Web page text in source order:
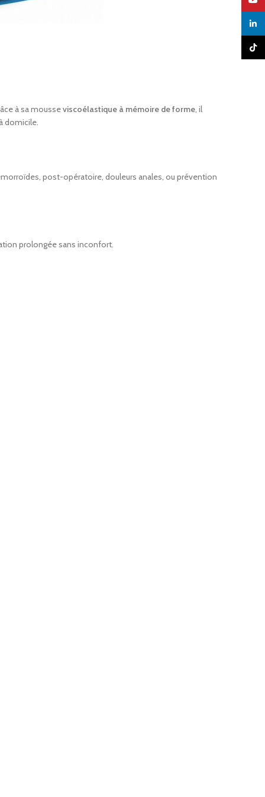
à sa mousseviscoélastique à mémoire de forme, il
domicile.
post-opératoire, douleurs anales, ou prévention
prolongée sans inconfort.